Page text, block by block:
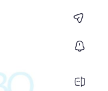
ابزار
تجهیزات